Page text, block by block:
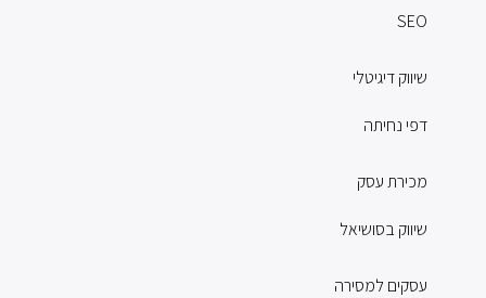
SEO
שיווק דיגיטלי
דפי נחיתה
מכירת עסק
שיווק בסושיאל
עסקים למסירה